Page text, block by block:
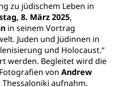
zu jüdischem Leben in
8. März 2025,
in seinem Vortrag
Juden und Jüdinnen in
und Holocaust.“
werden. Begleitet wird die
von Andrew
Thessaloniki aufnahm.